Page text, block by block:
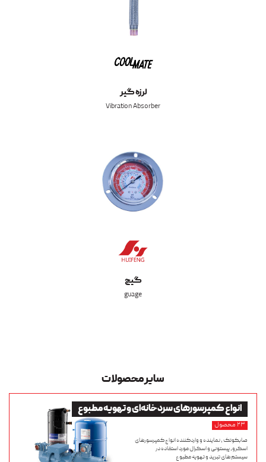
لرزه گیر
Vibration Absorber
گیج
guage
سایر محصولات
انواعکمپرسورهای سردخانه‌ای و تهویه مطبوع
۲۳ محصول
صابکوتک ، نماینده و واردکننده انواع کمپرسورهای
اسکرو، پیستونی و اسکرال مورد استفاده در
سیستم‌های تبرید و تهویه مطبوع